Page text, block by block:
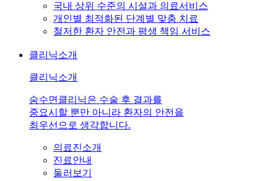
국내 상위 수준의 시설과 의료서비스
개인별 최적화된 단계별 맞춤 치료
철저한 환자 안전과 평생 책임 서비스
클리닉소개
클리닉소개
숨수면클리닉은 수술 후 결과를
중요시할 뿐만 아니라 환자의 안전을
최우선으로 생각합니다.
의료진소개
진료안내
둘러보기